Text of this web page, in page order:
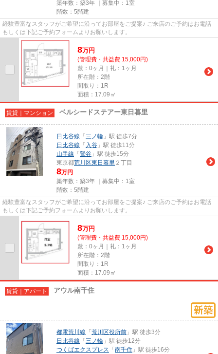
築年数：築3年 ｜募集中： 1室
階数：5階建
経験豊富なスタッフがご希望に沿ってお部屋をご提案♪ ご来店のご予約はお電話
もしくは下記ご予約フォームよりお願いします。
8万円
(管理費・共益費 15,000円)
敷：0ヶ月｜礼：1ヶ月
所在階：2階
間取り：1R
面積：17.09㎡
賃貸｜マンション ベルシードステアー東日暮里
日比谷線 「 三ノ輪 」駅 徒歩7分
日比谷線 「 入谷 」駅 徒歩11分
山手線 「 鶯谷 」駅 徒歩15分
東京都荒川区東日暮里 ２丁目
8万円
築年数：築3年 ｜募集中： 1室
階数：5階建
経験豊富なスタッフがご希望に沿ってお部屋をご提案♪ ご来店のご予約はお電話
もしくは下記ご予約フォームよりお願いします。
8万円
(管理費・共益費 15,000円)
敷：0ヶ月｜礼：1ヶ月
所在階：2階
間取り：1R
面積：17.09㎡
賃貸｜アパート アウル南千住
都電荒川線 「 荒川区役所前 」駅 徒歩3分
日比谷線 「 三ノ輪 」駅 徒歩12分
つくばエクスプレス 「 南千住 」駅 徒歩16分